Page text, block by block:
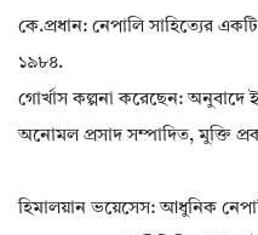
কে.প্রধান: নেপালি সাহিত্যের
১৯৮৪.
গোর্খাস কল্পনা করেছেন: অনুবাদে
অনোমল প্রসাদ সম্পাদিত, মুক্তি
হিমালয়ান ভয়েসেস: আধুনিক